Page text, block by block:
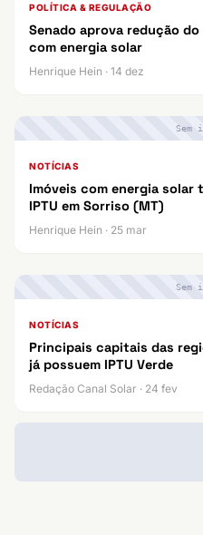
POLÍTICA & REGULAÇÃO
Senado aprova redução
com energia solar
Henrique Hein · 14 dez
Sem
NOTÍCIAS
Imóveis com energia solar
IPTU em Sorriso (MT)
Henrique Hein · 25 mar
Sem
NOTÍCIAS
Principais capitais das
já possuem IPTU Verde
Redação Canal Solar · 24 fev